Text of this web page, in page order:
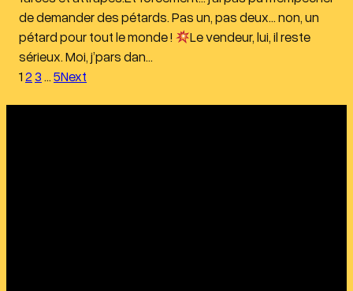
de demander des pétards. Pas un, pas deux… non, un
pétard pour tout le monde !
Le vendeur, lui, il reste
sérieux. Moi, j’pars dan…
1 23 …5Next